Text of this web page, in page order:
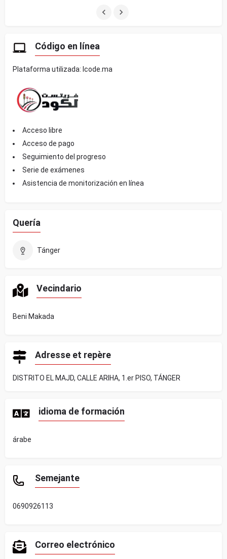
Código en línea
Plataforma utilizada: lcode.ma
Acceso libre
Acceso de pago
Seguimiento del progreso
Serie de exámenes
Asistencia de monitorización en línea
Quería
Tánger
Vecindario
Beni Makada
Adresse et repère
DISTRITO EL MAJD, CALLE ARIHA, 1.er PISO, TÁNGER
idioma de formación
árabe
Semejante
0690926113
Correo electrónico